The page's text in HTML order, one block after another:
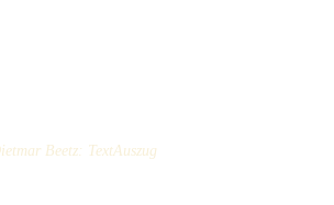
Beetz: TextAuszug